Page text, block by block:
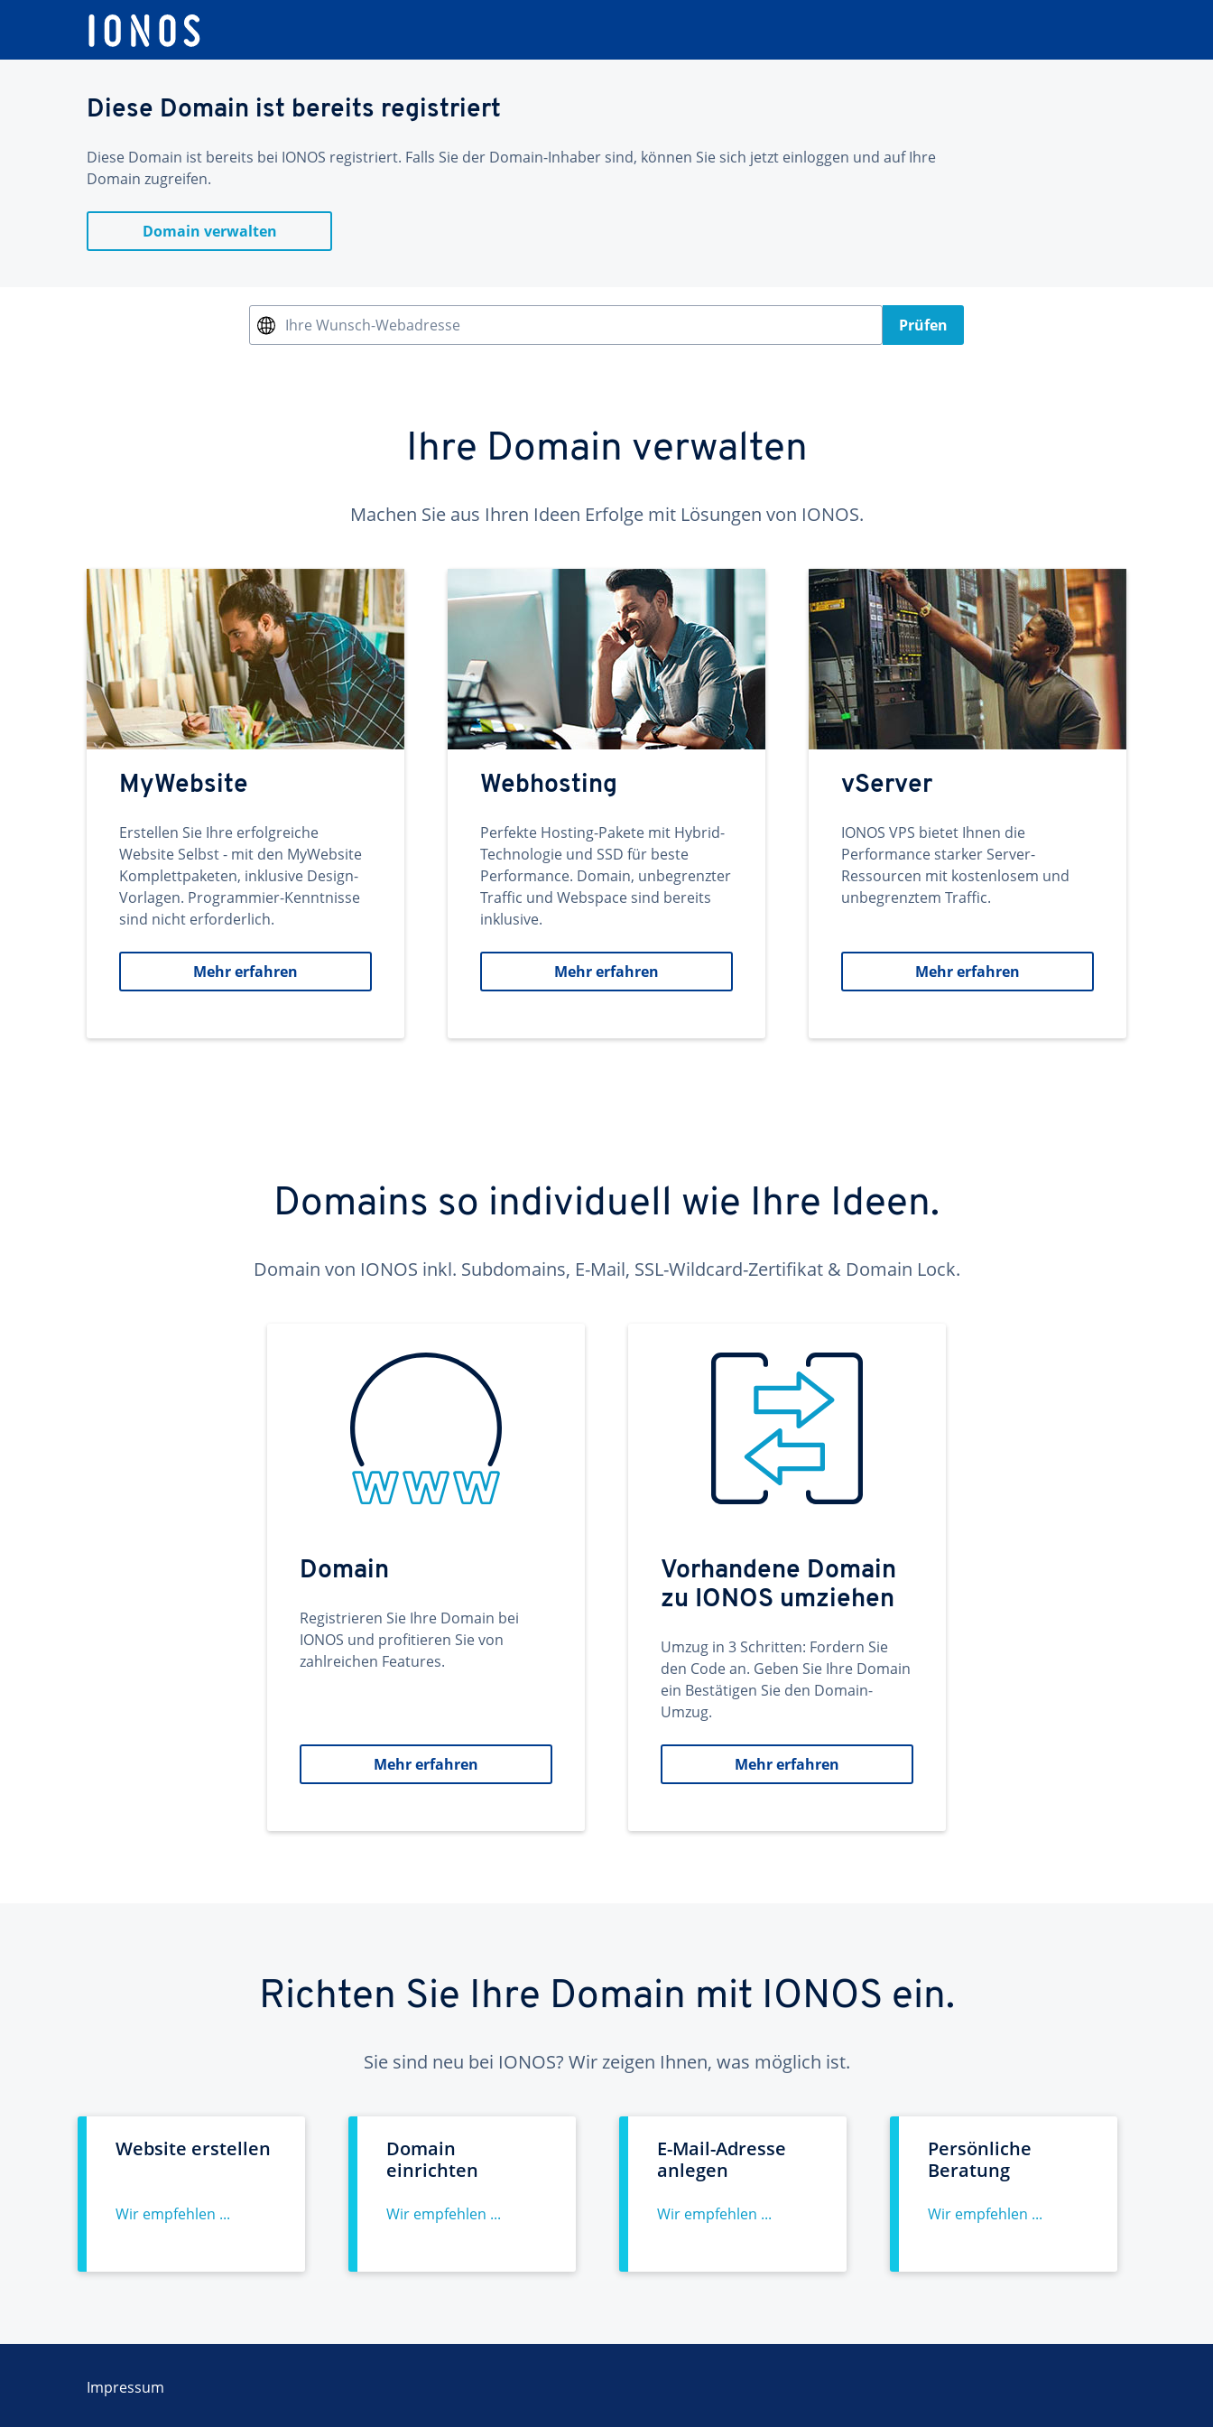
Diese Domain ist bereits registriert
Diese Domain ist bereits bei IONOS registriert. Falls Sie der Domain-Inhaber sind, können Sie sich jetzt einloggen und auf Ihre
Domain zugreifen.
Domain verwalten
Ihre Wunsch-Webadresse Prüfen
Ihre Domain verwalten
Machen Sie aus Ihren Ideen Erfolge mit Lösungen von IONOS.
MyWebsite
Erstellen Sie Ihre erfolgreiche
Website Selbst - mit den MyWebsite
Komplettpaketen, inklusive Design-
Vorlagen. Programmier-Kenntnisse
sind nicht erforderlich.
Mehr erfahren
Webhosting
Perfekte Hosting-Pakete mit Hybrid-
Technologie und SSD für beste
Performance. Domain, unbegrenzter
Traffic und Webspace sind bereits
inklusive.
Mehr erfahren
vServer
IONOS VPS bietet Ihnen die
Performance starker Server-
Ressourcen mit kostenlosem und
unbegrenztem Traffic.
Mehr erfahren
Domains so individuell wie Ihre Ideen.
Domain von IONOS inkl. Subdomains, E-Mail, SSL-Wildcard-Zertifikat & Domain Lock.
Domain
Registrieren Sie Ihre Domain bei
IONOS und profitieren Sie von
zahlreichen Features.
Mehr erfahren
Vorhandene Domain
zu IONOS umziehen
Umzug in 3 Schritten: Fordern Sie
den Code an. Geben Sie Ihre Domain
ein Bestätigen Sie den Domain-
Umzug.
Mehr erfahren
Richten Sie Ihre Domain mit IONOS ein.
Sie sind neu bei IONOS? Wir zeigen Ihnen, was möglich ist.
Website erstellen
Wir empfehlen ...
Domain
einrichten
Wir empfehlen ...
E-Mail-Adresse
anlegen
Wir empfehlen ...
Persönliche
Beratung
Wir empfehlen ...
Impressum